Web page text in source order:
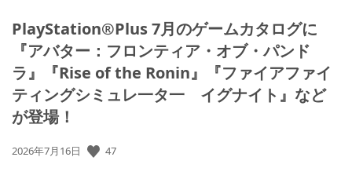
PlayStation®Plus 7月のゲームカタログに
『アバター：フロンティア・オブ・パンド
ラ』『Rise of the Ronin』『ファイアファイ
ティングシミュレ一タ一 イグナイト』など
が登場！
公
2026年7月16日 47